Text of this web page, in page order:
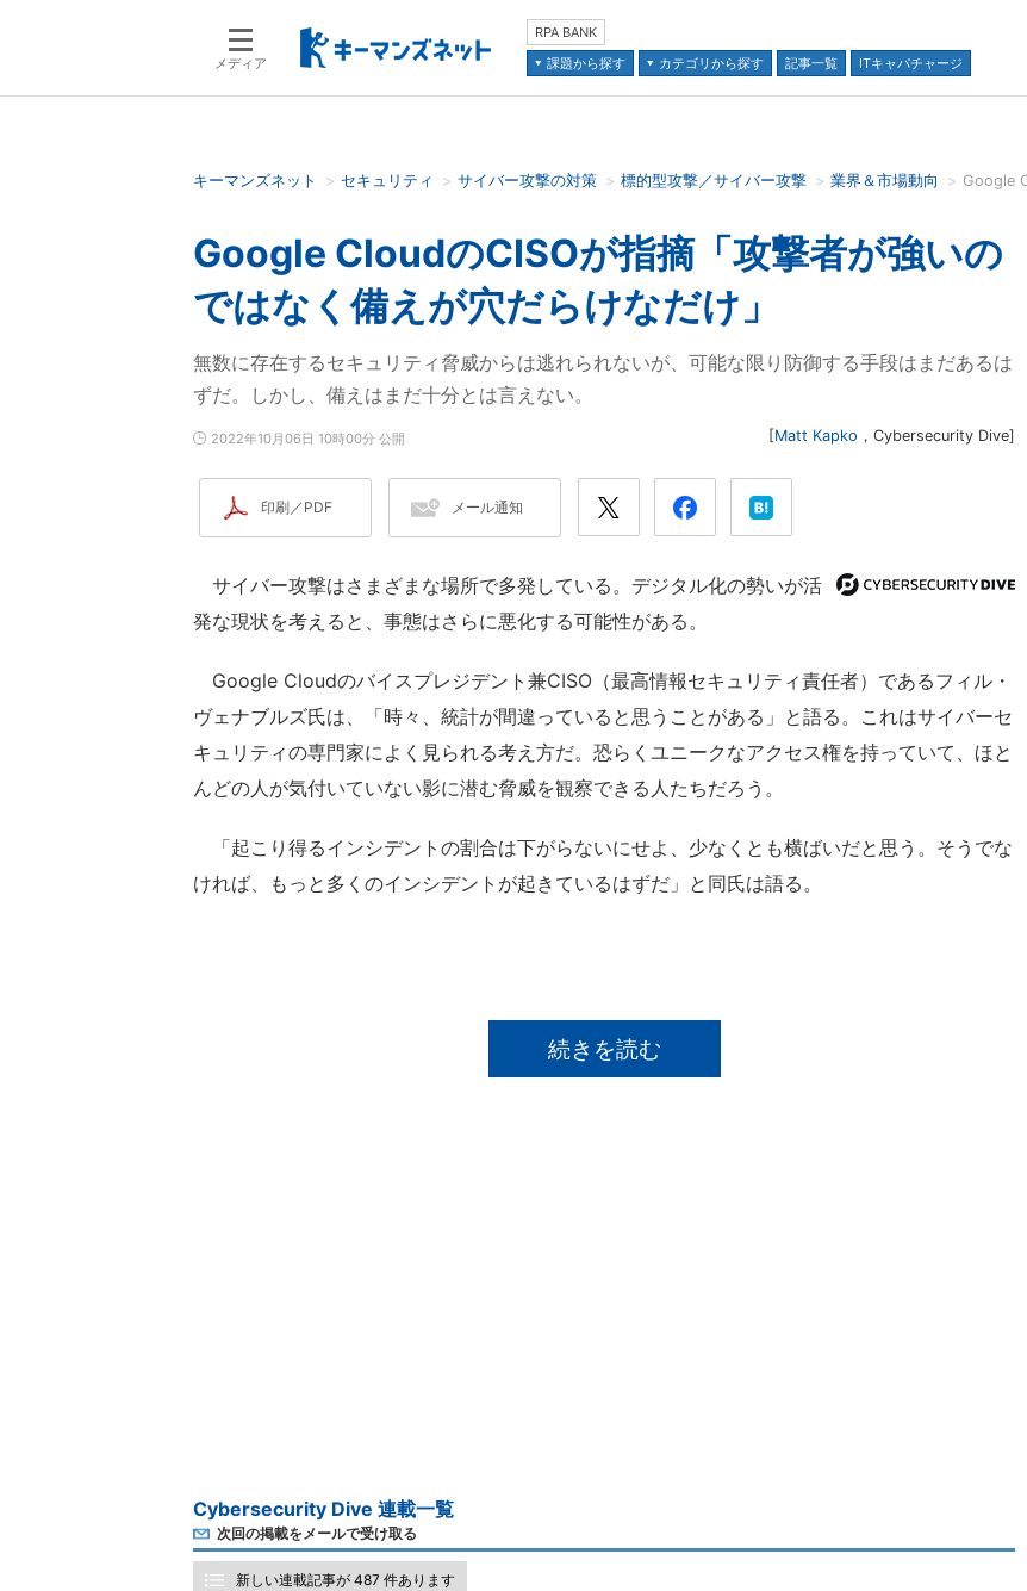
メディア
RPA BANK
課題から探す
カテゴリから探す 記事一覧 ITキャパチャージ
検索語を入力してください 並び順：
キーマンズネット セキュリティ サイバー攻撃の対策 標的型攻撃／サイバー攻撃 業界＆市場動向
Google CloudのCISOが指摘「攻撃者が強いの
ではなく備えが穴だらけなだけ」
無数に存在するセキュリティ脅威からは逃れられないが、可能な限り防御する手段はまだあるは
ずだ。しかし、備えはまだ十分とは言えない。
2022年10月06日 10時00分 公開 [Matt Kapko ， Cybersecurity Dive]
印刷／PDF メール通知
サイバー攻撃はさまざまな場所で多発している。デジタル化の勢いが活
発な現状を考えると、事態はさらに悪化する可能性がある。
Google Cloudのバイスプレジデント兼CISO（最高情報セキュリティ責任者）であるフィル・
ヴェナブルズ氏は、「時々、統計が間違っていると思うことがある」と語る。これはサイバーセ
キュリティの専門家によく見られる考え方だ。恐らくユニークなアクセス権を持っていて、ほと
んどの人が気付いていない影に潜む脅威を観察できる人たちだろう。
「起こり得るインシデントの割合は下がらないにせよ、少なくとも横ばいだと思う。そうでな
ければ、もっと多くのインシデントが起きているはずだ」と同氏は語る。
続きを読む
Cybersecurity Dive 連載一覧
次回の掲載をメールで受け取る
新しい連載記事が 487 件あります